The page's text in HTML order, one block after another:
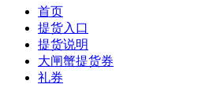
首页
提货入口
提货说明
大闸蟹提货券
礼券